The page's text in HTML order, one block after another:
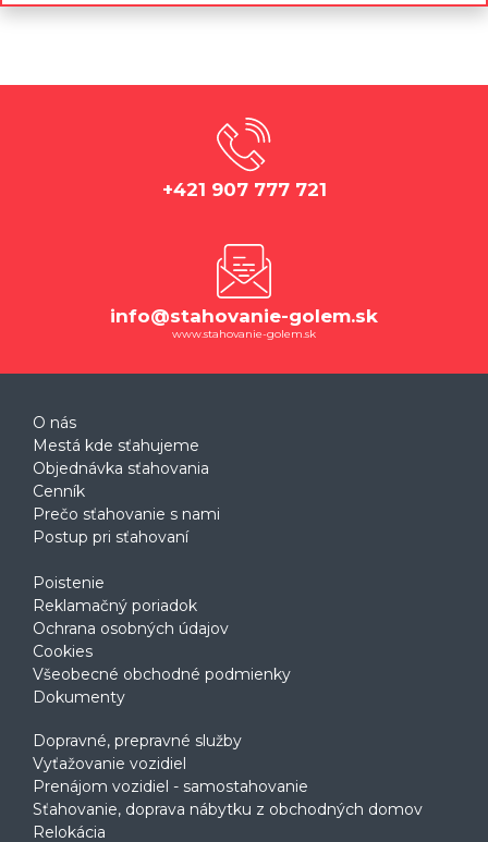
+421 907 777 721
info@stahovanie-golem.sk
www.stahovanie-golem.sk
O nás
Mestá kde sťahujeme
Objednávka sťahovania
Cenník
Prečo sťahovanie s nami
Postup pri sťahovaní
Poistenie
Reklamačný poriadok
Ochrana osobných údajov
Cookies
Všeobecné obchodné podmienky
Dokumenty
Dopravné, prepravné služby
Vyťažovanie vozidiel
Prenájom vozidiel - samostahovanie
Sťahovanie, doprava nábytku z obchodných domov
Relokácia